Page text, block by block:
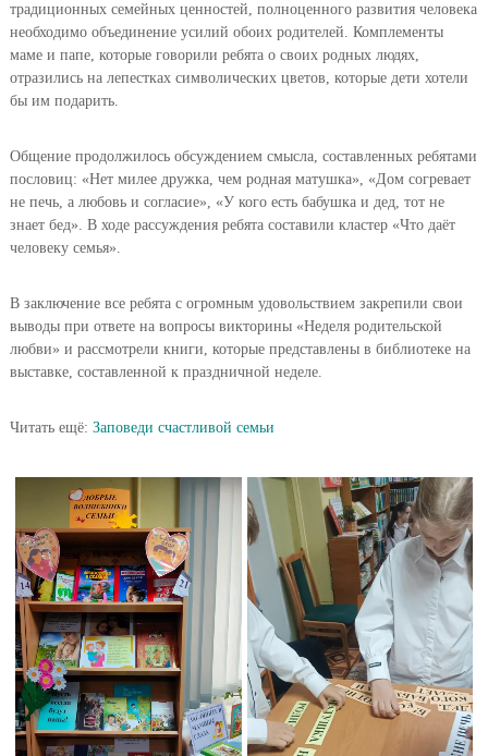
традиционных семейных ценностей, полноценного развития человека
необходимо объединение усилий обоих родителей. Комплементы
маме и папе, которые говорили ребята о своих родных людях,
отразились на лепестках символических цветов, которые дети хотели
бы им подарить.
Общение продолжилось обсуждением смысла, составленных ребятами
пословиц: «Нет милее дружка, чем родная матушка», «Дом согревает
не печь, а любовь и согласие», «У кого есть бабушка и дед, тот не
знает бед». В ходе рассуждения ребята составили кластер «Что даёт
человеку семья».
В заключение все ребята с огромным удовольствием закрепили свои
выводы при ответе на вопросы викторины «Неделя родительской
любви» и рассмотрели книги, которые представлены в библиотеке на
выставке, составленной к праздничной неделе.
Читать ещё: Заповеди счастливой семьи